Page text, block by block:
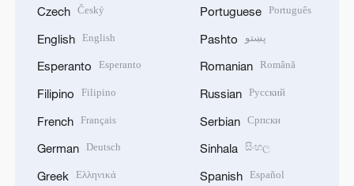
Czech Český
English English
Esperanto Esperanto
Filipino Filipino
French Français
German Deutsch
Greek Ελληνικά
Portuguese Português
Pashto پښتو
Romanian Română
Russian Русский
Serbian Српски
Sinhala සිංහල
Spanish Español